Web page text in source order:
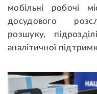
мобільні робочі
досудового
розшуку,
аналітичної